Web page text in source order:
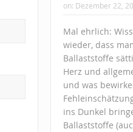
on: Dezember 22,
Mal ehrlich:
wieder, dass
Ballaststoffe
Herz und
und was
ins Dunkel
Ballaststoffe